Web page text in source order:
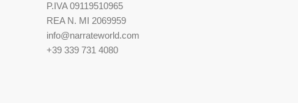
P.IVA 09119510965
REA N. MI 2069959
info@narrateworld.com
+39 339 731 4080